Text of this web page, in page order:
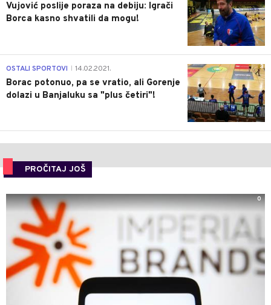
Vujović poslije poraza na debiju: Igrači
Borca kasno shvatili da mogu!
3
OSTALI SPORTOVI 14.02.2021.
Borac potonuo, pa se vratio, ali Gorenje
dolazi u Banjaluku sa "plus četiri"!
PROČITAJ JOŠ
0